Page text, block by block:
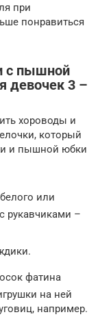
при
понравиться
с пышной
девочек 3 –
хороводы и
который
и пышной юбки
или
рукавчиками –
фатина
на ней
например.